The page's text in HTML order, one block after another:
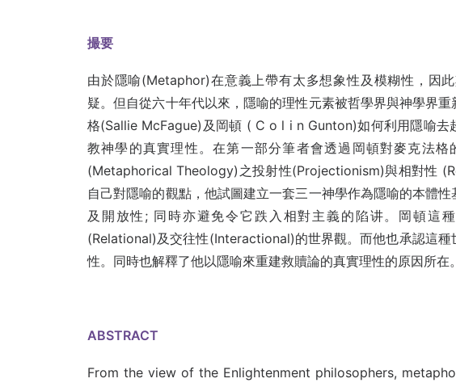
撮要
由於隱喻(Metaphor)在意義上帶有太多想象性及模糊性，因
疑。但自從六十年代以來，隱喻的理性元素被哲學界與神學界
格(Sallie McFague)及岡頓 ( C o l i n Gunton)如何利用隱喻去
教神學的真實理性。在第一部分筆者會透過岡頓對麥克法
(Metaphorical Theology)之投射性(Projectionism)與相對性
自己對隱喻的觀點，他試圖建立一套三一神學作為隱喻的本體
及開放性; 同時亦避免令它跌入相對主義的陷讲。岡頓這
(Relational)及交往性(Interactional)的世界觀。而他也承認這種
性。同時也解釋了他以隱喻來重建救贖論的真實理性的原因所在。
ABSTRACT
From the view of the Enlightenment philosophers,